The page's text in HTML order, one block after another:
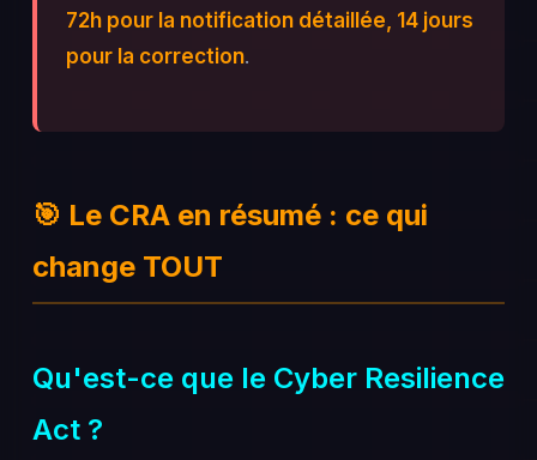
72h pour la notification détaillée, 14 jours
pour la correction.
🎯 Le CRA en résumé : ce qui
change TOUT
Qu'est-ce que le Cyber Resilience
Act ?